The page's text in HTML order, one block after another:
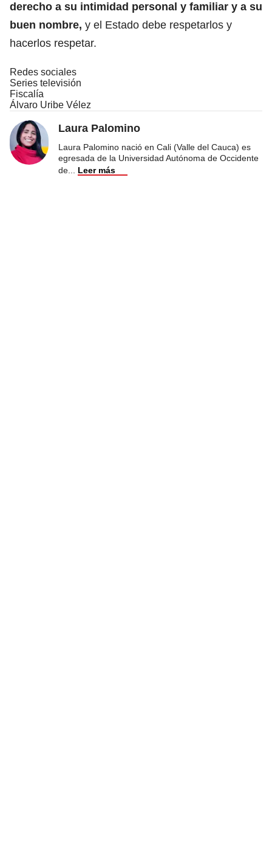
derecho a su intimidad personal y familiar y a su
buen nombre, y el Estado debe respetarlos y
hacerlos respetar.
Redes sociales
Series televisión
Fiscalía
Álvaro Uribe Vélez
Laura Palomino
Laura Palomino nació en Cali (Valle del Cauca) es
egresada de la Universidad Autónoma de Occidente
de
Leer más